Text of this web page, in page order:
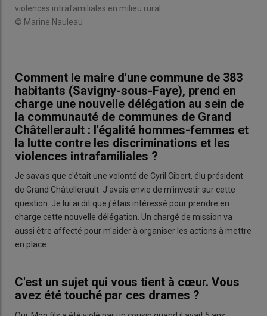
violences intrafamiliales en milieu rural.
© Marine Nauleau
Comment le maire d'une commune de 383
habitants (Savigny-sous-Faye), prend en
charge une nouvelle délégation au sein de
la communauté de communes de Grand
Châtellerault : l'égalité hommes-femmes et
la lutte contre les discriminations et les
violences intrafamiliales ?
Je savais que c'était une volonté de Cyril Cibert, élu président
de Grand Châtellerault. J'avais envie de m'investir sur cette
question. Je lui ai dit que j'étais intéressé pour prendre en
charge cette nouvelle délégation. Un chargé de mission va
aussi être affecté pour m'aider à organiser les actions à mettre
en place.
C'est un sujet qui vous tient à cœur. Vous
avez été touché par ces drames ?